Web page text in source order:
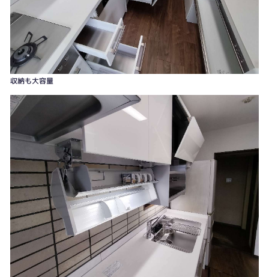
収納も大容量
洗剤自動投入AutoDos、スマホ連携機能もあり
マルチグリル搭載ガラストップビルトインコンロ